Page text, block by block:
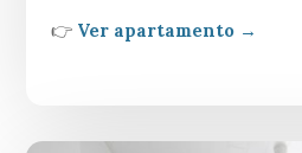
👉 Ver apartamento →